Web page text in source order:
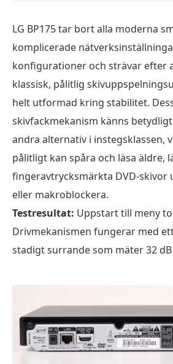
LG BP175 tar bort alla moderna
komplicerade
konfigurationer och strävar efter
klassisk, pålitlig
helt utformad kring stabilitet.
skivfackmekanism känns
andra alternativ i instegsklassen,
pålitligt kan spåra och läsa äldre,
fingeravtrycksmärkta DVD-skivor
eller makroblockera.
Testresultat: Uppstart till meny
Drivmekanismen fungerar med
stadigt surrande som mäter 32